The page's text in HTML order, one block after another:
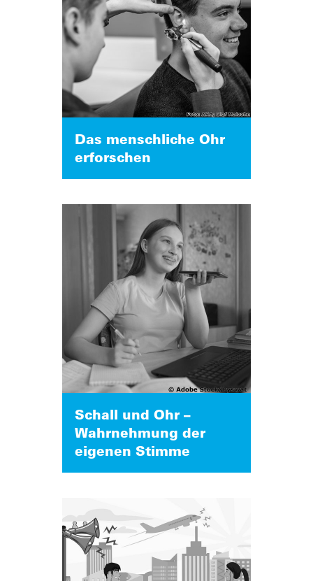
Das menschliche Ohr
erforschen
Schall und Ohr –
Wahrnehmung der
eigenen Stimme